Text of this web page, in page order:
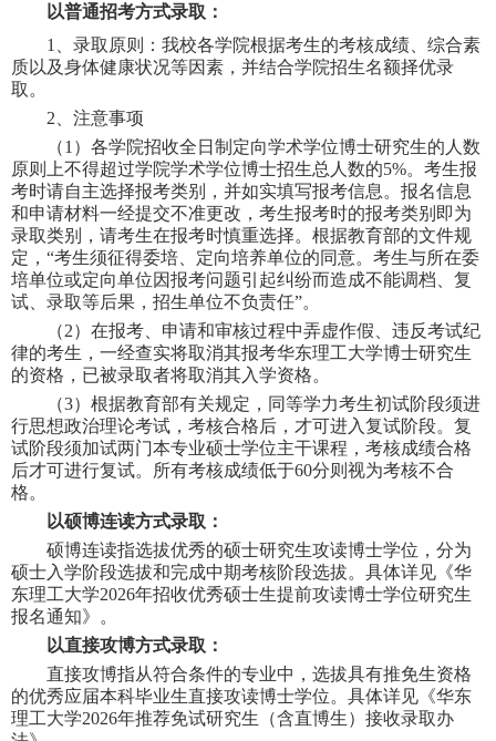
以普通招考方式录取：
1
、录取原则：我校各学院根据考生的考核成绩、综合素
质以及身体健康状况等因素，并结合学院招生名额择优录
取。
2 、注意事项
（1 ）各学院招收全日制定向学术学位博士研究生的人数
原则上不得超过学院学术学位博士招生总人数的5%。考生报
考时请自主选择报考类别，并如实填写报考信息。报名信息
和申请材料一经提交不准更改，考生报考时的报考类别即为
录取类别，请考生在报考时慎重选择。根据教育部的文件规
定， “考生须征得委培、定向培养单位的同意。考生与所在委
培单位或定向单位因报考问题引起纠纷而造成不能调档、复
试、录取等后果，招生单位不负责任”。
（2）在报考、申请和审核过程中弄虚作假、违反考试纪
律的考生，一经查实将取消其报考华东理工大学博士研究生
的资格，已被录取者将取消其入学资格。
（3）根据教育部有关规定，同等学力考生初试阶段须进
行思想政治理论考试，考核合格后，才可进入复试阶段。复
试阶段须加试两门本专业硕士学位主干课程，考核成绩合格
后才可进行复试。所有考核成绩低于60分则视为考核不合
格。
以硕博连读方式录取：
硕博连读指选拔优秀的硕士研究生攻读博士学位，分为
硕士入学阶段选拔和完成中期考核阶段选拔。具体详见《华
东理工大学2026年招收优秀硕士生提前攻读博士学位研究生
报名通知》。
以直接攻博方式录取：
直接攻博指从符合条件的专业中，选拔具有推免生资格
的优秀应届本科毕业生直接攻读博士学位。具体详见《华东
理工大学2026年推荐免试研究生（含直博生）接收录取办